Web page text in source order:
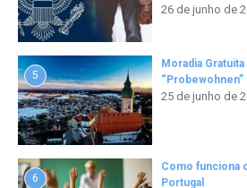
26 de junho de
5
Moradia
25 de junho de
6
Como funciona
Portugal